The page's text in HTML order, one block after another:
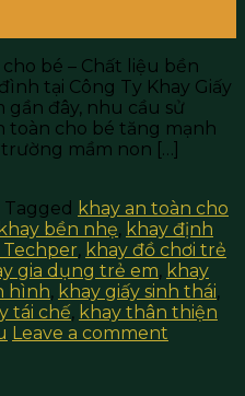
bé – Chất liệu bền
tại Công Ty Khay Giấy
đây, nhu cầu sử
toàn cho bé tăng mạnh
mầm non […]
Tagged khay an toàn cho
khay bền nhẹ, khay định
, khay đồ chơi trẻ
gia dụng trẻ em, khay
hình, khay giấy sinh thái,
tái chế, khay thân thiện
Leave a comment